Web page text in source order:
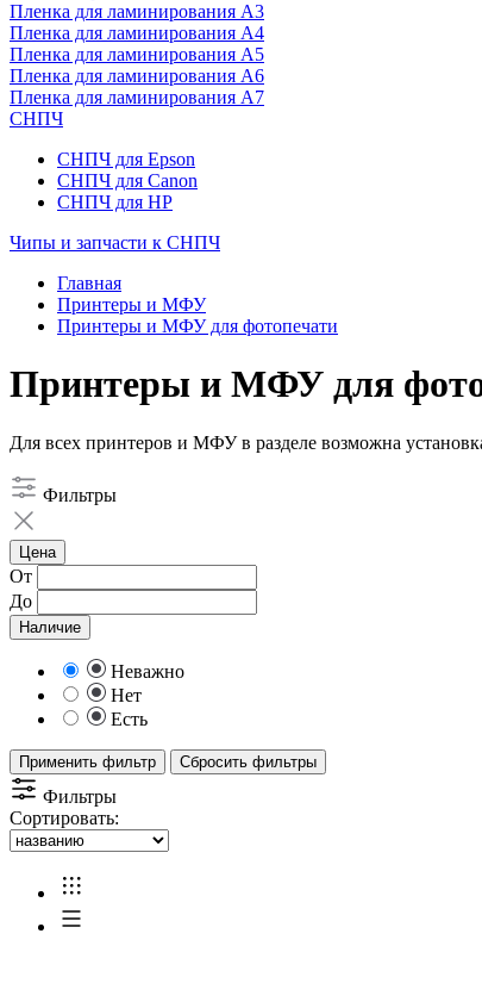
Пленка для ламинирования А3
Пленка для ламинирования А4
Пленка для ламинирования А5
Пленка для ламинирования А6
Пленка для ламинирования А7
СНПЧ
СНПЧ для Epson
СНПЧ для Canon
СНПЧ для HP
Чипы и запчасти к СНПЧ
Главная
Принтеры и МФУ
Принтеры и МФУ для фотопечати
Принтеры и МФУ для
Для всех принтеров и МФУ в разделе возможна
Фильтры
Цена
От
До
Наличие
Неважно
Нет
Есть
Применить фильтр Сбросить фильтры
Фильтры
Сортировать: